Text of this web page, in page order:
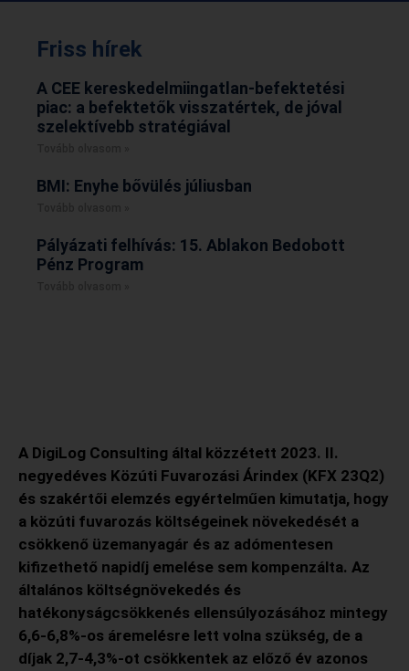
A DigiLog Consulting által közzétett 2023. II.
negyedéves Közúti Fuvarozási Árindex (KFX 23Q2)
és szakértői elemzés egyértelműen kimutatja, hogy
a közúti fuvarozás költségeinek növekedését a
csökkenő üzemanyagár és az adómentesen
kifizethető napidíj emelése sem kompenzálta. Az
általános költségnövekedés és
hatékonyságcsökkenés ellensúlyozásához mintegy
6,6-6,8%-os áremelésre lett volna szükség, de a
díjak 2,7-4,3%-ot csökkentek az előző év azonos
Friss hírek
A CEE kereskedelmiingatlan-befektetési
piac: a befektetők visszatértek, de jóval
szelektívebb stratégiával
BMI: Enyhe bővülés júliusban
Pályázati felhívás: 15. Ablakon Bedobott
Pénz Program